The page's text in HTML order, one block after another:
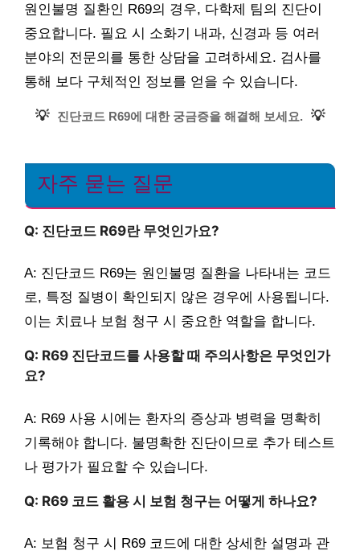
원인불명 질환인 R69의 경우, 다학제 팀의 진단이
중요합니다. 필요 시 소화기 내과, 신경과 등 여러
분야의 전문의를 통한 상담을 고려하세요. 검사를
통해 보다 구체적인 정보를 얻을 수 있습니다.
💡 진단코드 R69에 대한 궁금증을 해결해 보세요. 💡
자주 묻는 질문
Q: 진단코드 R69란 무엇인가요?
A: 진단코드 R69는 원인불명 질환을 나타내는 코드
로, 특정 질병이 확인되지 않은 경우에 사용됩니다.
이는 치료나 보험 청구 시 중요한 역할을 합니다.
Q: R69 진단코드를 사용할 때 주의사항은 무엇인가
요?
A: R69 사용 시에는 환자의 증상과 병력을 명확히
기록해야 합니다. 불명확한 진단이므로 추가 테스트
나 평가가 필요할 수 있습니다.
Q: R69 코드 활용 시 보험 청구는 어떻게 하나요?
A: 보험 청구 시 R69 코드에 대한 상세한 설명과 관